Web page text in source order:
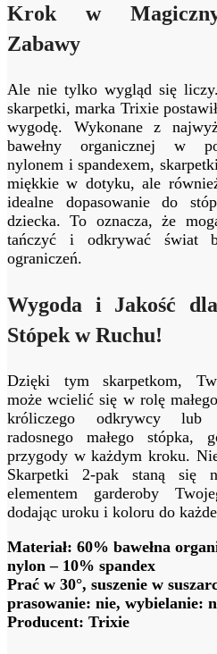
Krok w
Zabawy
Ale nie tylko wygląd się
skarpetki, marka Trixie
wygodę. Wykonane z
bawełny organicznej w
nylonem i spandexem,
miękkie w dotyku, ale
idealne dopasowanie do
dziecka. To oznacza, że
tańczyć i odkrywać świat
ograniczeń.
Wygoda i Jakość
Stópek w Ruchu!
Dzięki tym skarpetkom,
może wcielić się w rolę
króliczego odkrywcy
radosnego małego stópka,
przygody w każdym kroku.
Skarpetki 2-pak staną się
elementem garderoby
dodając uroku i koloru do
Materiał: 60% bawełna
nylon – 10% spandex
Prać w 30°, suszenie w
prasowanie: nie, wybielanie:
Producent: Trixie